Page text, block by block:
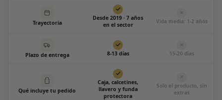
Trayectoria
Desde 2019 · 7 años
en el sector
Vida media: 1-2 años
Plazo de entrega 8-13 días 15-20 días
Qué incluye tu pedido
Caja, calcetines,
llavero y funda
protectora
Solo el producto, sin
extras